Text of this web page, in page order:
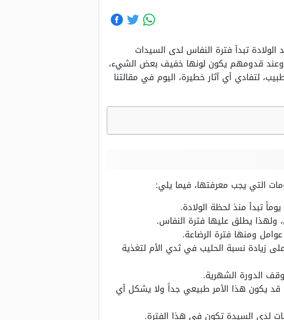
تبدأ فترة النفاس لدى السيدات
طويل، وعند قدومهم يكون لونها خفيف بعض الشيء،
لتفادي أي آثار خطيرة، اليوم في مقالتنا
التي يجب معرفتها، فيما يلي:
تبدأ منذ لحظة الولادة.
ومنها فترة الرضاعة.
زيادة نسبة الحليب في ثدي الأم لتغذية
الدورة الشهرية.
قد يكون هذا الأمر طبيعي جداً ولا يشكل أي
لدي السيدة تكون في هذا الفترة.